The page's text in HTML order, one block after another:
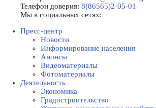
Телефон доверия: 8(86565)2-05-01
Мы в социальных сетях:
Пресс-центр
Новости
Информирование населения
Анонсы
Видеоматериалы
Фотоматериалы
Деятельность
Экономика
Градостроительство